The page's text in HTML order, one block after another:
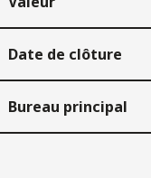
Date de clôture
Bureau principal